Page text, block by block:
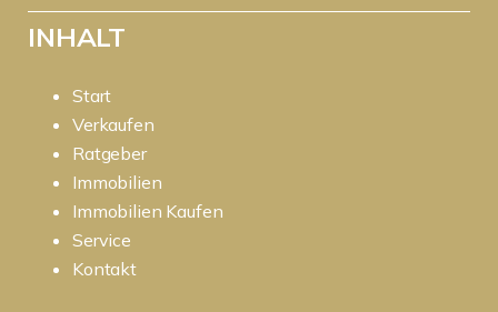
INHALT
Start
Verkaufen
Ratgeber
Immobilien
Immobilien Kaufen
Service
Kontakt